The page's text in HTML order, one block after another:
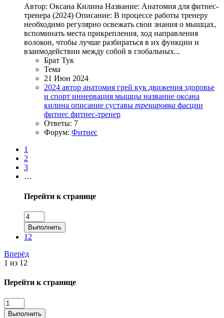
Автор: Оксана Килина Название: Анатомия для фитнес-
тренера (2024) Описание: В процессе работы тренеру
необходимо регулярно освежать свои знания о мышцах,
вспоминать места прикрепления, ход направления
волокон, чтобы лучше разбираться в их функции и
взаимодействии между собой в глобальных...
Брат Тук
Тема
21 Июн 2024
2024 автор анатомия грей кук движения здоровье
и спорт иннервация мышцы название оксана
килина описание суставы тренировка фасции
фитнес фитнес-тренер
Ответы: 7
Форум: Фитнес
1
2
3
…
Перейти к странице
Выполнить
12
Вперёд
1 из 12
Перейти к странице
Выполнить